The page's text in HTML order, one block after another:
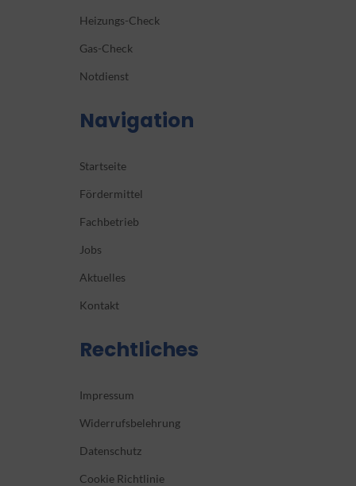
Heizungs-Check
Gas-Check
Notdienst
Navigation
Startseite
Fördermittel
Fachbetrieb
Jobs
Aktuelles
Kontakt
Rechtliches
Impressum
Widerrufsbelehrung
Datenschutz
Cookie Richtlinie